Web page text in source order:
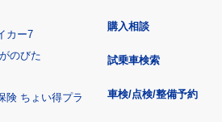
カー7
のびた
険 ちょい得プラ
購入相談
試乗車検索
車検/点検/整備予約